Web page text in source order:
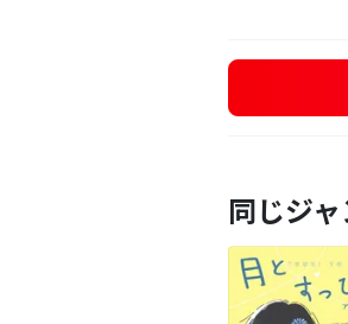
同じジ